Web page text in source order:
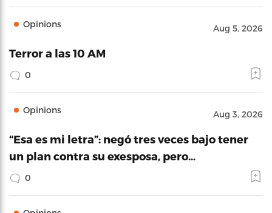
Opinions Aug 5, 2026
Terror a las 10 AM
0
Opinions Aug 3, 2026
“Esa es mi letra”: negó tres veces bajo tener
un plan contra su exesposa, pero…
0